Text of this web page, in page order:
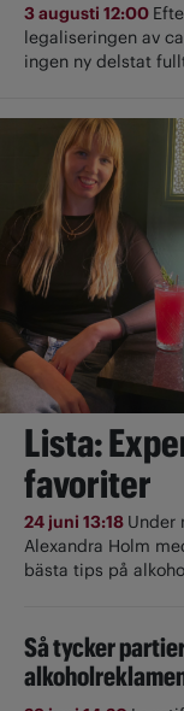
3 augusti 12:00
legaliseringen av
ingen ny delstat
Lista:
favoriter
24 juni 13:18 Under
Alexandra Holm
bästa tips på
Så tycker